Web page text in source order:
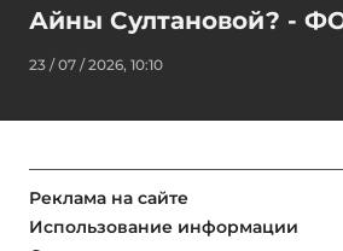
Айны Султановой? -
23 / 07 / 2026, 10:10
Реклама на сайте
Использование информации